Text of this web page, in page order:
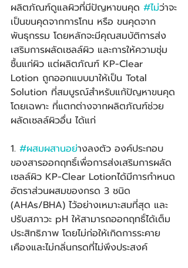
ผลิตภัณฑ์ดูแลผิวที่มีปัญหาขนคุด #ไม่ว่าจะ
เป็นขนคุดจากการโกน หรือ ขนคุดจาก
พันธุกรรม โดยหลักจะมีคุณสมบัติการส่ง
เสริมการผลัดเซลล์ผิว และการให้ความชุ่ม
ชื้นแก่ผิว แต่ผลิตภัณฑ์ KP-Clear
Lotion ถูกออกแบบมาให้เป็น Total
Solution ที่สมบูรณ์สำหรับแก้ปัญหาขนคุด
โดยเฉพาะ ที่แตกต่างจากผลิตภัณฑ์ช่วย
ผลัดเซลล์ผิวอื่น ได้แก่
1. #ผสมผสานอย่างลงตัว องค์ประกอบ
ของสารออกฤทธิ์เพื่อการส่งเสริมการผลัด
เซลล์ผิว KP-Clear Lotionได้มีการกำหนด
อัตราส่วนผสมของกรด 3 ชนิด
(AHAs/BHA) ไว้อย่างเหมาะสมที่สุด และ
ปรับสภาวะ pH ให้สามารถออกฤทธิ์ได้เต็ม
ประสิทธิภาพ โดยไม่ก่อให้เกิดการระคาย
เคืองและไม่กลิ่นกรดที่ไม่พึงประสงค์